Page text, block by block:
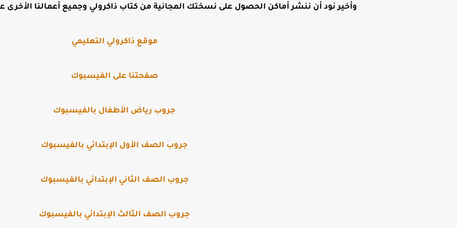
وأخير نود أن ننشر أماكن الحصول على نسختك المجانية من كتاب ذاكرولي وجميع أعمالنا الأخرى
موقع ذاكرولي التعليمي
صفحتنا على الفيسبوك
جروب رياض الأطفال بالفيسبوك
جروب الصف الأول الإبتدائي بالفيسبوك
جروب الصف الثاني الإبتدائي بالفيسبوك
جروب الصف الثالث الإبتدائي بالفيسبوك